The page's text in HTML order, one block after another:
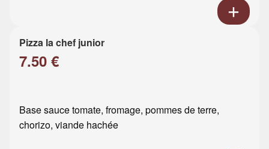
Pizza la chef junior
7.50 €
Base sauce tomate, fromage, pommes de terre,
chorizo, viande hachée